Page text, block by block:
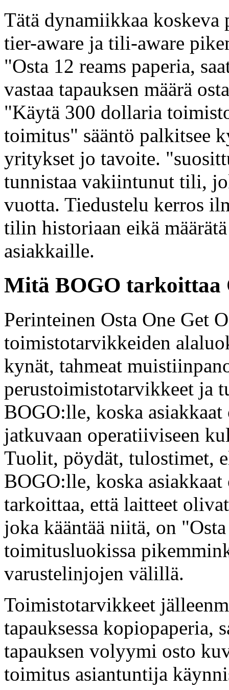
Tätä dynamiikkaa
tier-aware ja tili-aware
"Osta 12 reams paperia,
vastaa tapauksen määrä
"Käytä 300 dollaria
toimitus" sääntö palkitsee
yritykset jo tavoite.
tunnistaa vakiintunut tili,
vuotta. Tiedustelu kerros
tilin historiaan eikä
asiakkaille.
Mitä BOGO tarkoittaa
Perinteinen Osta One Get
toimistotarvikkeiden
kynät, tahmeat
perustoimistotarvikkeet ja
BOGO:lle, koska
jatkuvaan operatiiviseen
Tuolit, pöydät, tulostimet,
BOGO:lle, koska
tarkoittaa, että laitteet
joka kääntää niitä, on
toimitusluokissa
varustelinjojen välillä.
Toimistotarvikkeet
tapauksessa kopiopaperia,
tapauksen volyymi osto
toimitus asiantuntija